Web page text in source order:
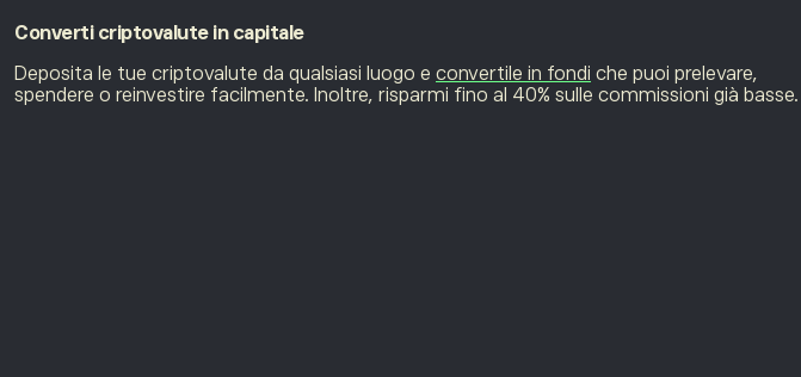
Converti criptovalute in capitale
Deposita le tue criptovalute da qualsiasi luogo e convertile in fondi che puoi prelevare,
spendere o reinvestire facilmente. Inoltre, risparmi fino al 40% sulle commissioni già basse.